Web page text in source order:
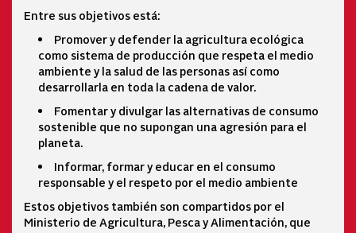
Entre sus objetivos está:
Promover y defender la agricultura ecológica
como sistema de producción que respeta el medio
ambiente y la salud de las personas así como
desarrollarla en toda la cadena de valor.
Fomentar y divulgar las alternativas de consumo
sostenible que no supongan una agresión para el
planeta.
Informar, formar y educar en el consumo
responsable y el respeto por el medio ambiente
Estos objetivos también son compartidos por el
Ministerio de Agricultura, Pesca y Alimentación, que